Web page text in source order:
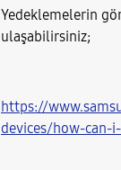
Yedeklemelerin
ulaşabilirsiniz;
https://
devices/how-can-